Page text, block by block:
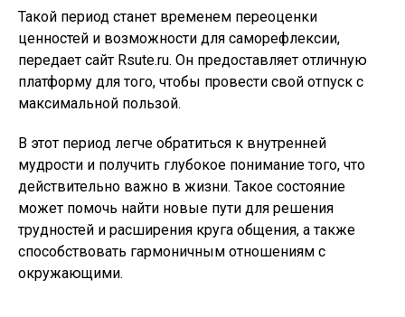
Такой период станет временем переоценки
ценностей и возможности для саморефлексии,
передает сайт Rsute.ru. Он предоставляет отличную
платформу для того, чтобы провести свой отпуск с
максимальной пользой.
В этот период легче обратиться к внутренней
мудрости и получить глубокое понимание того, что
действительно важно в жизни. Такое состояние
может помочь найти новые пути для решения
трудностей и расширения круга общения, а также
способствовать гармоничным отношениям с
окружающими.